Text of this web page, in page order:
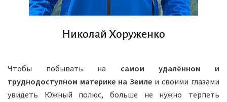
Николай Хоруженко
Чтобы побывать на самом удалённом и
труднодоступном материке на Земле и своими глазами
увидеть Южный полюс, больше не нужно терпеть